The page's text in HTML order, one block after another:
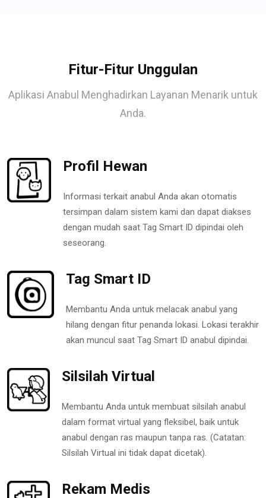
Fitur-Fitur Unggulan
Aplikasi Anabul Menghadirkan Layanan Menarik untuk
Anda.
Profil Hewan
Informasi terkait anabul Anda akan otomatis
tersimpan dalam sistem kami dan dapat diakses
dengan mudah saat Tag Smart ID dipindai oleh
seseorang.
Tag Smart ID
Membantu Anda untuk melacak anabul yang
hilang dengan fitur penanda lokasi. Lokasi terakhir
akan muncul saat Tag Smart ID anabul dipindai.
Silsilah Virtual
Membantu Anda untuk membuat silsilah anabul
dalam format virtual yang fleksibel, baik untuk
anabul dengan ras maupun tanpa ras. (Catatan:
Silsilah Virtual ini tidak dapat dicetak).
Rekam Medis